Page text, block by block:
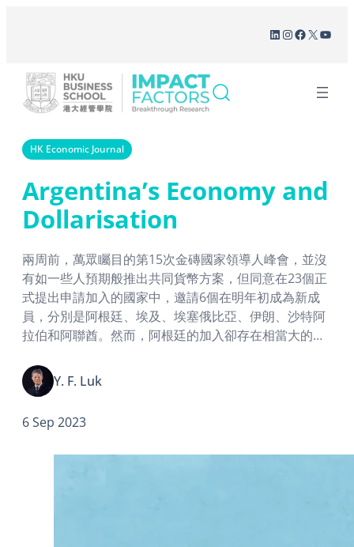
LinkedIn
Instagram
Facebook
X
HK Economic Journal
Argentina’s Economy and
Dollarisation
兩周前，萬眾矚目的第15次金磚國家領導人峰會，並沒
有如一些人預期般推出共同貨幣方案，但同意在23個正
式提出申請加入的國家中，邀請6個在明年初成為新成
員，分別是阿根廷、埃及、埃塞俄比亞、伊朗、沙特阿
拉伯和阿聯酋。然而，阿根廷的加入卻存在相當大的變
Y. F. Luk
6 Sep 2023